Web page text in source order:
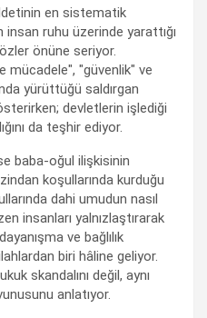
en sistematik
ruhu üzerinde yarattığı
önüne seriyor.
mücadele", "güvenlik" ve
yürüttüğü saldırgan
devletlerin işlediği
da teşhir ediyor.
baba-oğul ilişkisinin
koşullarında kurduğu
dahi umudun nasıl
insanları yalnızlaştırarak
ve bağlılık
biri hâline geliyor.
skandalını değil, aynı
anlatıyor.